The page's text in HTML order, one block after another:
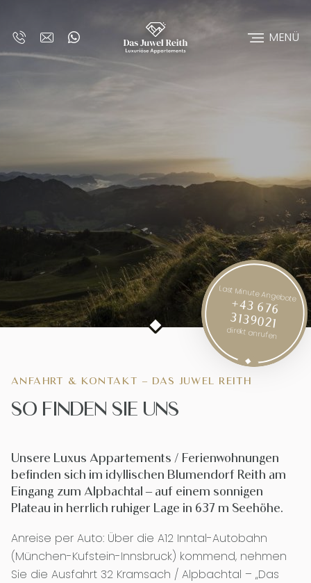
MENÜ
Last Minute Angebote
+43 676
3139021
direkt anrufen
ANFAHRT & KONTAKT – DAS JUWEL REITH
SO FINDEN SIE UNS
Unsere Luxus Appartements / Ferienwohnungen
befinden sich im idyllischen Blumendorf Reith am
Eingang zum Alpbachtal – auf einem sonnigen
Plateau in herrlich ruhiger Lage in 637 m Seehöhe.
Anreise per Auto: Über die A12 Inntal-Autobahn
(München-Kufstein-Innsbruck) kommend, nehmen
Sie die Ausfahrt 32 Kramsach / Alpbachtal – „Das